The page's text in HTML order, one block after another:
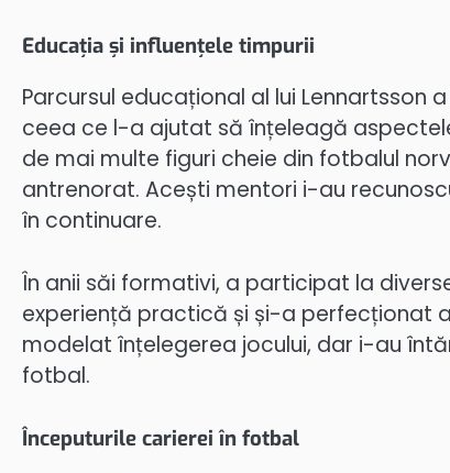
Educația și influențele timpurii
Parcursul educațional al lui Lennartsson
ceea ce l-a ajutat să înțeleagă
de mai multe figuri cheie din fotbalul
antrenorat. Acești mentori i-au
în continuare.
În anii săi formativi, a participat la
experiență practică și și-a perfecționat
modelat înțelegerea jocului, dar i-au
fotbal.
Începuturile carierei în fotbal